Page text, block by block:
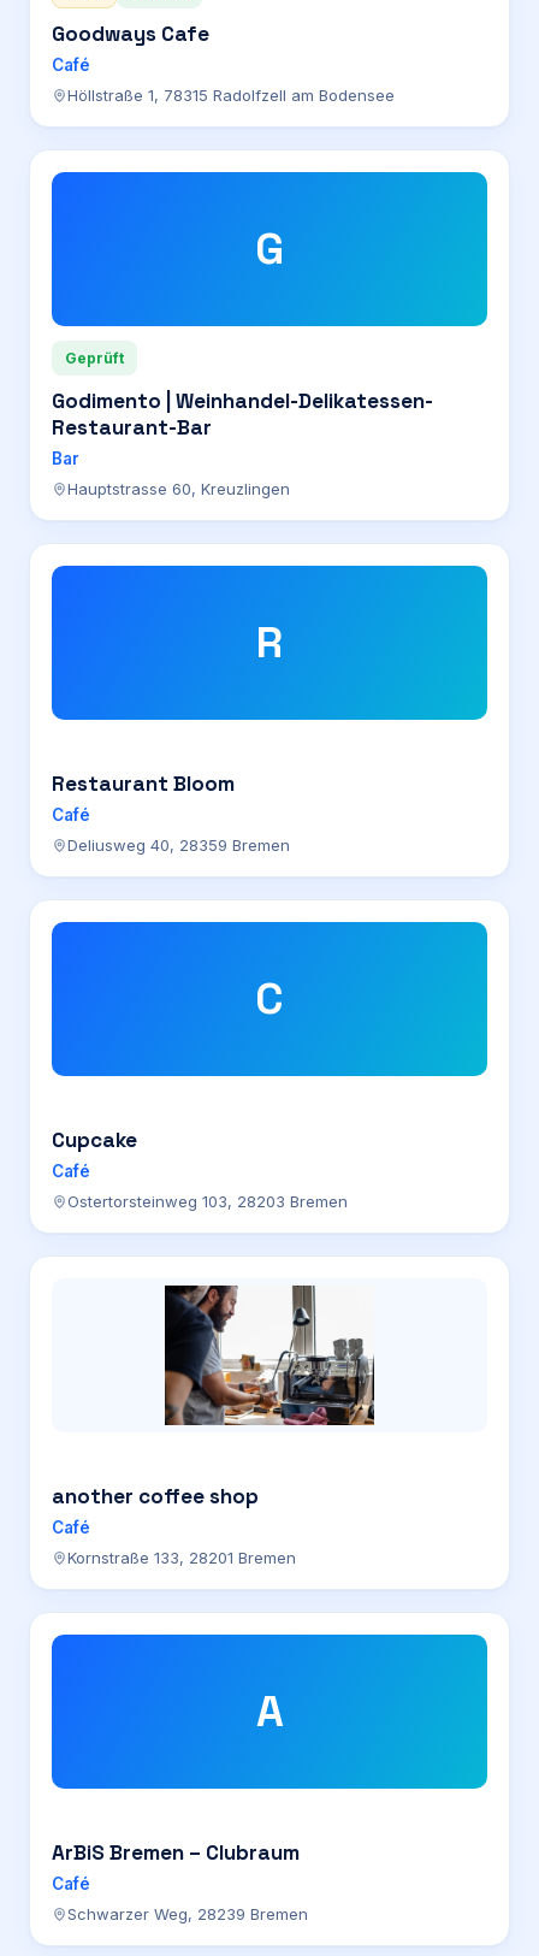
Goodways Cafe
Café
Höllstraße 1, 78315 Radolfzell am Bodensee
G
Geprüft
Godimento | Weinhandel-Delikatessen-
Restaurant-Bar
Bar
Hauptstrasse 60, Kreuzlingen
R
Restaurant Bloom
Café
Deliusweg 40, 28359 Bremen
C
Cupcake
Café
Ostertorsteinweg 103, 28203 Bremen
another coffee shop
Café
Kornstraße 133, 28201 Bremen
A
ArBiS Bremen – Clubraum
Café
Schwarzer Weg, 28239 Bremen